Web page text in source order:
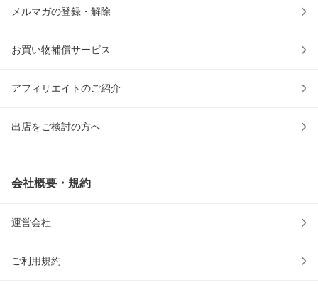
メルマガの登録・解除
お買い物補償サービス
アフィリエイトのご紹介
出店をご検討の方へ
会社概要・規約
運営会社
ご利用規約